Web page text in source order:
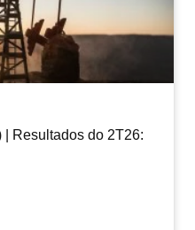
Resultados do 2T26: